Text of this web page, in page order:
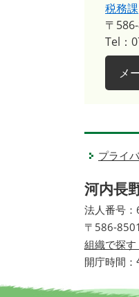
税務課
〒
Tel：
メ
プライ
河内長
法人番号
〒586-
組織で探す
開庁時間